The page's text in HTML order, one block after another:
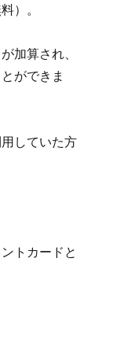
）。
加算され、
ができま
していた方
トカードと